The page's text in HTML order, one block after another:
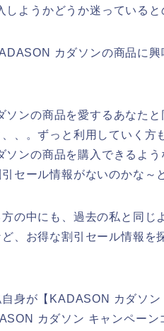
ようかどうか迷っていると
カダソンの商品に
ンの商品を愛するあなた
、。ずっと利用していく方
ンの商品を購入できるよう
セール情報がないのかな～
の中にも、過去の私と同じ
、お得な割引セール情報を
身が【KADASON カダソ
カダソン キャンペーン